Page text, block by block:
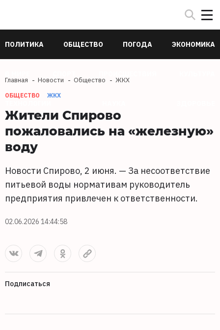
ПОЛИТИКА ОБЩЕСТВО ПОГОДА ЭКОНОМИКА
Главная Новости Общество ЖКХ
ОБЩЕСТВО ЖКХ
Жители Спирово
пожаловались на «железную»
воду
Новости Спирово, 2 июня. — За несоответствие
питьевой воды нормативам руководитель
предприятия привлечен к ответственности.
02.06.2026 14:44:58
Подписаться